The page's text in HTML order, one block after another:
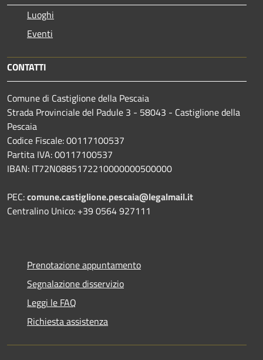
Luoghi
Eventi
CONTATTI
Comune di Castiglione della Pescaia
Strada Provinciale del Padule 3 - 58043 - Castiglione della
Pescaia
Codice Fiscale: 00117100537
Partita IVA: 00117100537
IBAN: IT72N0885172210000000500000
PEC:comune.castiglione.pescaia@legalmail.it
Centralino Unico: +39 0564 927111
Prenotazione appuntamento
Segnalazione disservizio
Leggi le FAQ
Richiesta assistenza